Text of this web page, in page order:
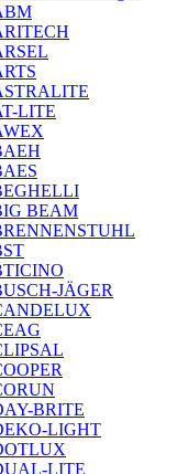
LITE
BEAM
JÄGER
BRITE
LIGHT
LITE